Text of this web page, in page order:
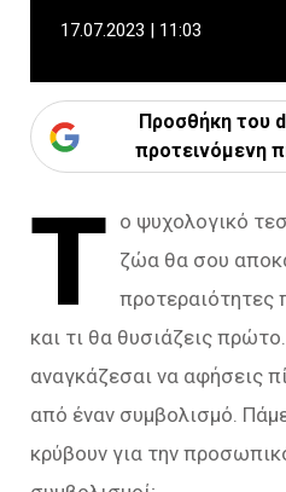
17.07.2023 | 11:03
Προσθήκη του
προτεινόμενη
Τ ο ψυχολογικό
ζώα θα σου
προτεραιότητες
και τι θα θυσιάζεις
αναγκάζεσαι να αφήσεις
από έναν συμβολισμό.
κρύβουν για την